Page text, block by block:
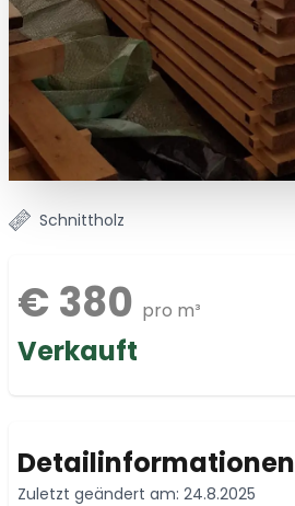
Schnittholz
€ 380 pro m³
Verkauft
Detailinformationen
Zuletzt geändert am: 24.8.2025